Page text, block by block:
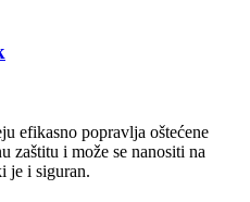
efikasno popravlja oštećene
zaštitu i može se nanositi na
je i siguran.